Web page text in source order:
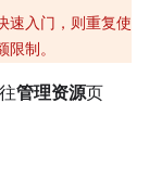
速入门，则重复使
制。
管理资源页